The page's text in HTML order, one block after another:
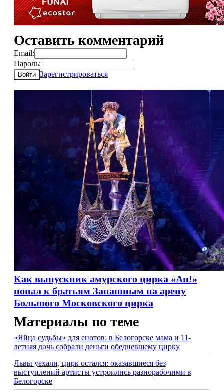
Оставить комментарий
Email:
Пароль:
Войти Зарегистрироваться
Как выпускник амурского цирка «Ап!»
попал к братьям Запашным на арену
Большого Московского цирка
Материалы по теме
«Яйца судьбы» для енотов: в Белогорске мама и 11-
летняя дочь собрали деньги обедневшему цирку
Львы уехали, цирк остался: оказавшиеся без
выступлений артисты устроились разнорабочими в
Белогорске